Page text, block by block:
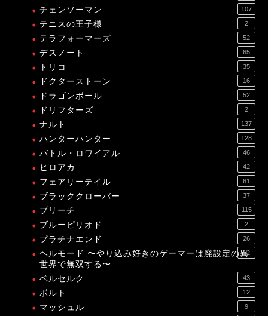
チェンソーマン 107
テニスの王子様 2
テラフォーマーズ 52
デスノート 65
トリコ 35
ドクターストーン 16
ドラゴンボール 52
ドリフターズ 2
ナルト 137
ハンターハンター 128
バトル・ロワイアル 46
ヒロアカ 42
フェアリーテイル 61
ブラッククローバー 37
ブリーチ 115
ブルーピリオド 2
プラチナエンド 26
ヘルモード 〜やり込み好きのゲーマーは廃設定の異
世界で無双する〜
12
ベルセルク 43
ボルト 12
マッシュル 9